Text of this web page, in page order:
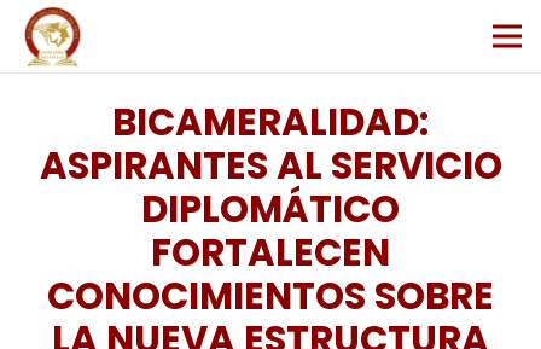
BICAMERALIDAD:
ASPIRANTES AL SERVICIO
DIPLOMÁTICO
FORTALECEN
CONOCIMIENTOS SOBRE